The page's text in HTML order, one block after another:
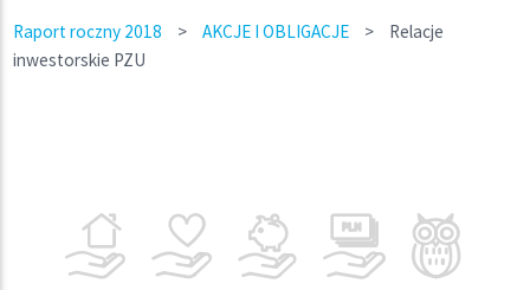
Raport roczny 2018 > AKCJE I OBLIGACJE >
Relacje
inwestorskie PZU